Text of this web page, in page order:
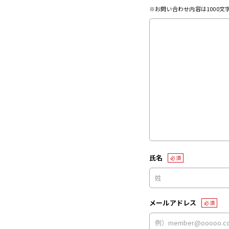
※お問い合わせ内容は1000文
氏名 必須
メールアドレス 必須